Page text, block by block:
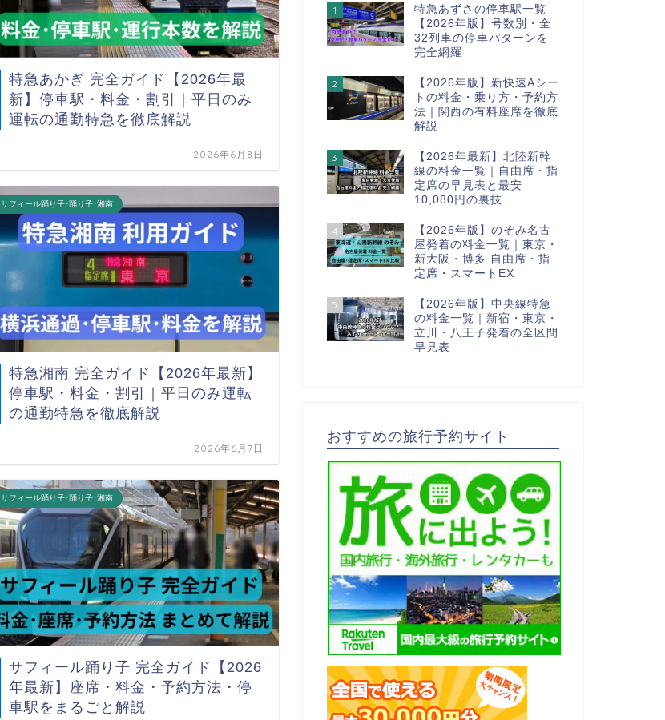
特急あかぎ 完全ガイド【2026年最
新】停車駅・料金・割引｜平日のみ
運転の通勤特急を徹底解説
2026年6月8日
サフィール踊り子･踊り子･湘南
特急湘南 完全ガイド【2026年最新】
停車駅・料金・割引｜平日のみ運転
の通勤特急を徹底解説
2026年6月7日
サフィール踊り子･踊り子･湘南
サフィール踊り子 完全ガイド【2026
年最新】座席・料金・予約方法・停
車駅をまるごと解説
1
特急あずさの停車駅一覧
【2026年版】号数別・全
32列車の停車パターンを
完全網羅
2
【2026年版】新快速Aシー
トの料金・乗り方・予約方
法｜関西の有料座席を徹底
解説
3
【2026年最新】北陸新幹
線の料金一覧｜自由席・指
定席の早見表と最安
10,080円の裏技
4
【2026年版】のぞみ名古
屋発着の料金一覧｜東京・
新大阪・博多 自由席・指
定席・スマートEX
5
【2026年版】中央線特急
の料金一覧｜新宿・東京・
立川・八王子発着の全区間
早見表
おすすめの旅行予約サイト